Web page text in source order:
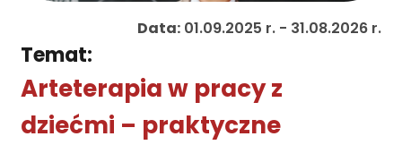
Temat:
Data: 01.09.2025 r. - 31.08.2026 r.
Arteterapia w pracy z
dziećmi – praktyczne